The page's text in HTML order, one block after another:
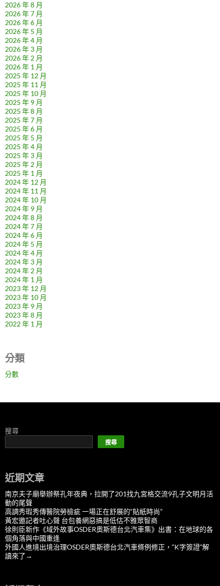
2026 年 8 月
2026 年 7 月
2026 年 6 月
2026 年 5 月
2026 年 4 月
2026 年 3 月
2026 年 2 月
2026 年 1 月
2025 年 12 月
2025 年 11 月
2025 年 10 月
2025 年 9 月
2025 年 8 月
2025 年 7 月
2025 年 6 月
2025 年 5 月
2025 年 4 月
2025 年 3 月
2025 年 2 月
2025 年 1 月
2024 年 12 月
2024 年 11 月
2024 年 10 月
2024 年 9 月
2024 年 8 月
2024 年 7 月
2024 年 6 月
2024 年 5 月
2024 年 4 月
2024 年 3 月
2024 年 2 月
2024 年 1 月
2023 年 12 月
2023 年 10 月
2023 年 9 月
2023 年 8 月
2022 年 1 月
分類
分數
搜尋
搜尋
近期文章
南京夫子廟舉辦祭孔年夜典，拉開了201找九宮格交流9孔子文明月活
動的尾聲
高調秀瑕秀傳醫院勞檢疵 一場正在舒展的“貼紙時尚”
黃宏邀記者吐心聲 台包養網惡搞是低估不雅眾智商
徐則臣新作《域外故事OSDER奧斯德台北汽車集》出書：在地球的各
個角落與中國重逢
外國人進境出境治理OSDER奧斯德台北汽車條例修正，“K字簽證”解
讀來了→